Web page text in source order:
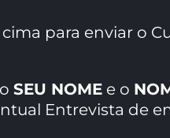
para enviar o
oSEU NOME e o
Entrevista de